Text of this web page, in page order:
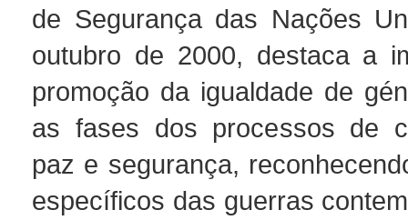
de Segurança das Nações
outubro de 2000, destaca a
promoção da igualdade de
as fases dos processos de
paz e segurança,
específicos das guerras